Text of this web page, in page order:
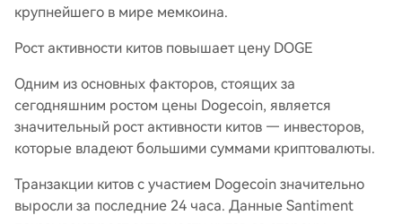
крупнейшего в мире мемкоина.
Рост активности китов повышает цену DOGE
Одним из основных факторов, стоящих за
сегодняшним ростом цены Dogecoin, является
значительный рост активности китов — инвесторов,
которые владеют большими суммами криптовалюты.
Транзакции китов с участием Dogecoin значительно
выросли за последние 24 часа. Данные Santiment